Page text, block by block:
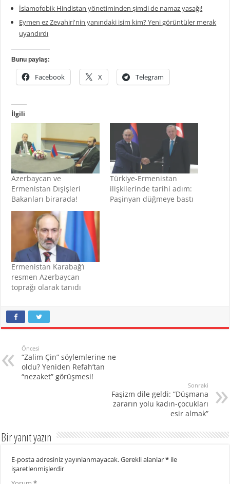
İslamofobik Hindistan yönetiminden şimdi de namaz yasağı!
Eymen ez Zevahiri'nin yanındaki isim kim? Yeni görüntüler merak
uyandırdı
Bunu paylaş:
Facebook X Telegram
İlgili
Azerbaycan ve
Ermenistan Dışişleri
Bakanları birarada!
Türkiye-Ermenistan
ilişkilerinde tarihi adım:
Paşinyan düğmeye bastı
Ermenistan Karabağ’ı
resmen Azerbaycan
toprağı olarak tanıdı
Öncesi
“Zalim Çin” söylemlerine ne
oldu? Yeniden Refah’tan
“nezaket” görüşmesi!
Sonraki
Faşizm dile geldi: “Düşmana
zararın yolu kadın-çocukları
esir almak”
Bir yanıt yazın
E-posta adresiniz yayınlanmayacak.Gerekli alanlar* ile
işaretlenmişlerdir